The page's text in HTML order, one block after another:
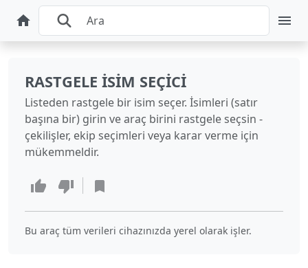
RASTGELE İSIM SEÇICI
Listeden rastgele bir isim seçer. İsimleri (satır
başına bir) girin ve araç birini rastgele seçsin -
çekilişler, ekip seçimleri veya karar verme için
mükemmeldir.
Bu araç tüm verileri cihazınızda yerel olarak işler.